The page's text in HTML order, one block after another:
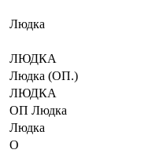
Людка
ЛЮДКА
Людка (ОП.)
ЛЮДКА
ОП Людка
Людка
О